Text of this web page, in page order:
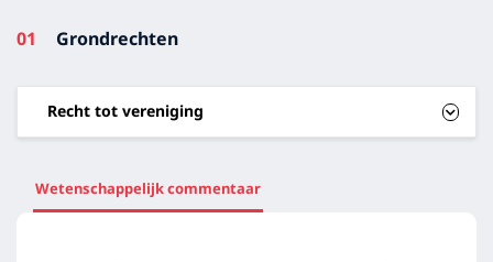
01 Grondrechten
Recht tot vereniging
Wetenschappelijk commentaar